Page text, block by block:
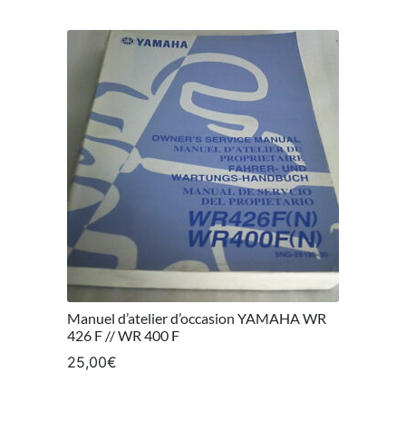
Manuel d’atelier d’occasion YAMAHA WR
426 F // WR 400 F
25,00€